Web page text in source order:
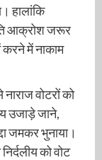
हालांकि
आक्रोश जरूर
में नाकाम
वोटरों को
उजाड़े जाने,
जमकर भुनाया।
को वोट